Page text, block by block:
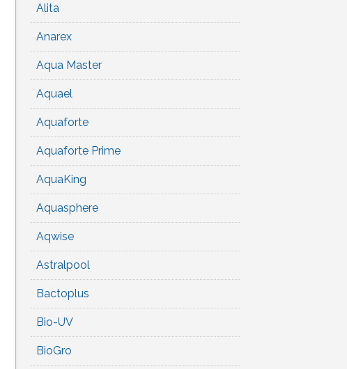
Alita
Anarex
Aqua Master
Aquael
Aquaforte
Aquaforte Prime
AquaKing
Aquasphere
Aqwise
Astralpool
Bactoplus
Bio-UV
BioGro